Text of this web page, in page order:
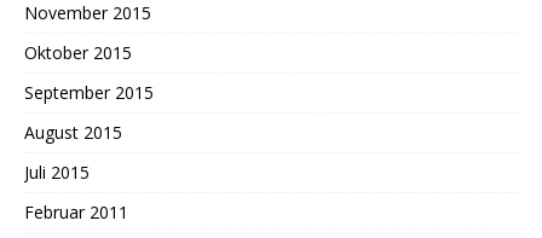
November 2015
Oktober 2015
September 2015
August 2015
Juli 2015
Februar 2011